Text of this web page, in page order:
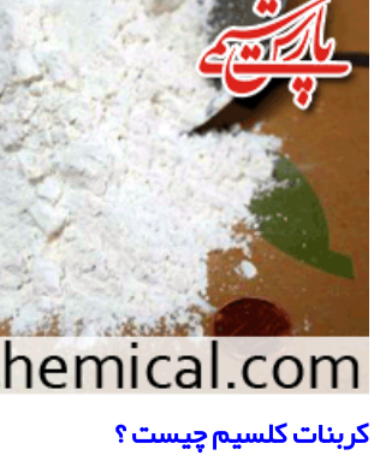
کربنات کلسیمچیست ؟